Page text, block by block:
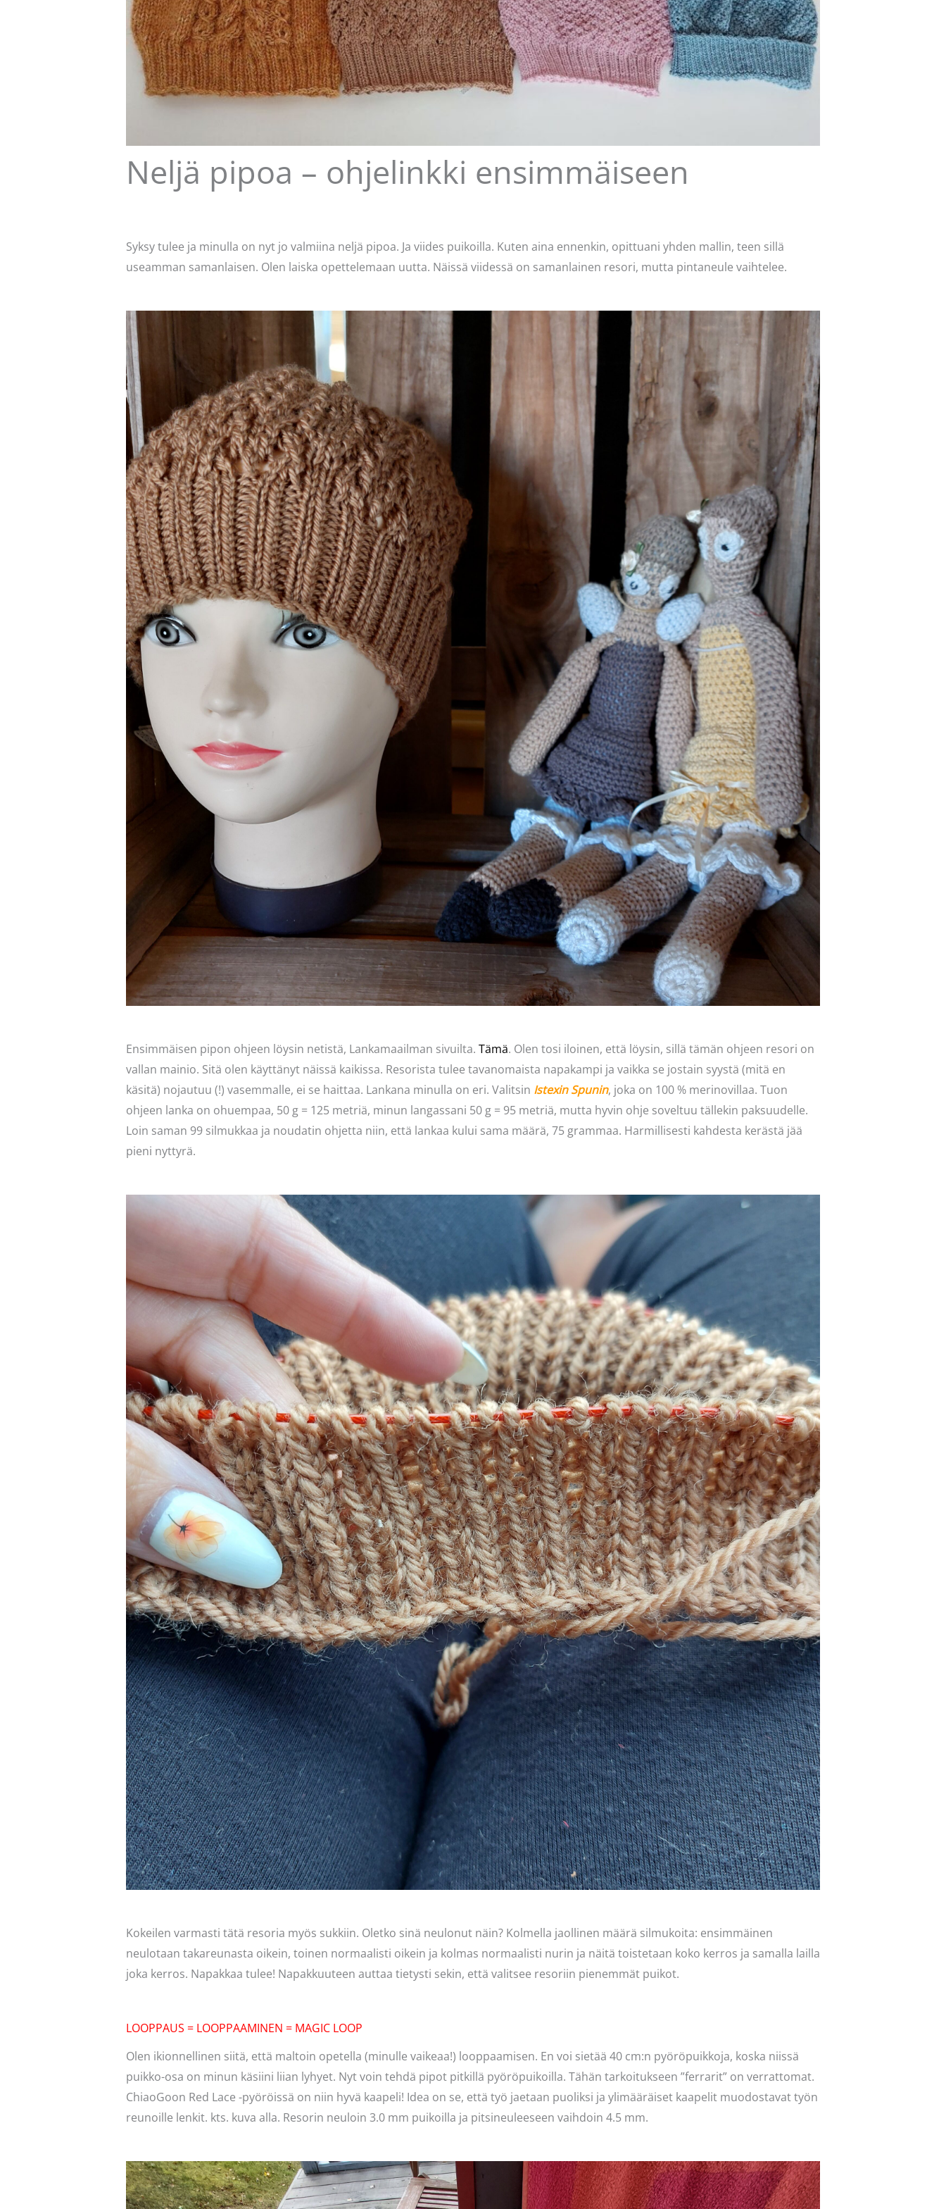
Neljä pipoa – ohjelinkki ensimmäiseen
Syksy tulee ja minulla on nyt jo valmiina neljä pipoa. Ja viides puikoilla. Kuten aina ennenkin, opittuani yhden mallin, teen sillä
useamman samanlaisen. Olen laiska opettelemaan uutta. Näissä viidessä on samanlainen resori, mutta pintaneule vaihtelee.
Ensimmäisen pipon ohjeen löysin netistä, Lankamaailman sivuilta. Tämä. Olen tosi iloinen, että löysin, sillä tämän ohjeen resori on
vallan mainio. Sitä olen käyttänyt näissä kaikissa. Resorista tulee tavanomaista napakampi ja vaikka se jostain syystä (mitä en
käsitä) nojautuu (!) vasemmalle, ei se haittaa. Lankana minulla on eri. Valitsin Istexin Spunin, joka on 100 % merinovillaa. Tuon
ohjeen lanka on ohuempaa, 50 g = 125 metriä, minun langassani 50 g = 95 metriä, mutta hyvin ohje soveltuu tällekin paksuudelle.
Loin saman 99 silmukkaa ja noudatin ohjetta niin, että lankaa kului sama määrä, 75 grammaa. Harmillisesti kahdesta kerästä jää
pieni nyttyrä.
Kokeilen varmasti tätä resoria myös sukkiin. Oletko sinä neulonut näin? Kolmella jaollinen määrä silmukoita: ensimmäinen
neulotaan takareunasta oikein, toinen normaalisti oikein ja kolmas normaalisti nurin ja näitä toistetaan koko kerros ja samalla lailla
joka kerros. Napakkaa tulee! Napakkuuteen auttaa tietysti sekin, että valitsee resoriin pienemmät puikot.
LOOPPAUS = LOOPPAAMINEN = MAGIC LOOP
Olen ikionnellinen siitä, että maltoin opetella (minulle vaikeaa!) looppaamisen. En voi sietää 40 cm:n pyöröpuikkoja, koska niissä
puikko-osa on minun käsiini liian lyhyet. Nyt voin tehdä pipot pitkillä pyöröpuikoilla. Tähän tarkoitukseen ”ferrarit” on verrattomat.
ChiaoGoon Red Lace -pyöröissä on niin hyvä kaapeli! Idea on se, että työ jaetaan puoliksi ja ylimääräiset kaapelit muodostavat työn
reunoille lenkit. kts. kuva alla. Resorin neuloin 3.0 mm puikoilla ja pitsineuleeseen vaihdoin 4.5 mm.